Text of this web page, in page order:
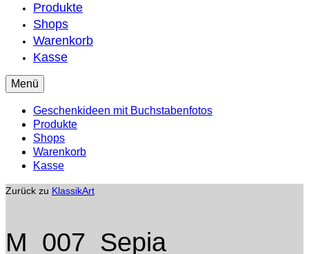
Produkte
Shops
Warenkorb
Kasse
Menü
Geschenkideen mit Buchstabenfotos
Produkte
Shops
Warenkorb
Kasse
Zurück zu KlassikArt
M_007_Sepia